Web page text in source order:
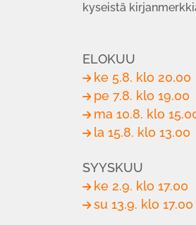
kyseistä
ELOKUU
ke 5.8. klo 20.00
pe 7.8. klo 19.00
ma 10.8. klo
la 15.8. klo 13.00
SYYSKUU
ke 2.9. klo 17.00
su 13.9. klo 17.00